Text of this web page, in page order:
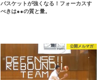
バスケットが強くなる！フォーカスす
べきは●●の質と量。
公開メルマガ